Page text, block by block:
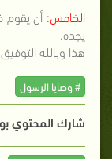
الخامس: أن يقوم
يجده.
هذا وبالله التوفيق
# وصايا الرسول
شارك المحتوي